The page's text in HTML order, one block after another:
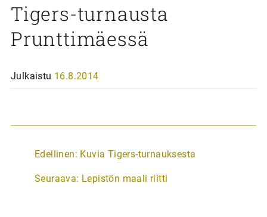
Tigers-turnausta
Prunttimäessä
Julkaistu 16.8.2014
A
t
Edellinen: Kuvia Tigers-turnauksesta
Seuraava: Lepistön maali riitti